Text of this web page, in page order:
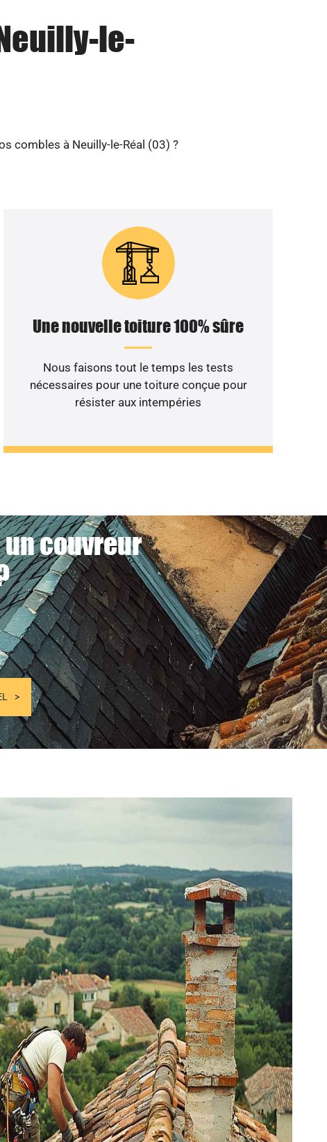
le-
combles à Neuilly-le-Réal (03) ?
Une nouvelle toiture 100% sûre
Nous faisons tout le temps les tests
nécessaires pour une toiture conçue pour
résister aux intempéries
couvreur